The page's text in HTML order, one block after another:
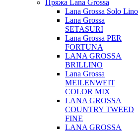
Пряжа Lana Grossa
Lana Grossa Solo Lino
Lana Grossa
SETASURI
Lana Grossa PER
FORTUNA
LANA GROSSA
BRILLINO
Lana Grossa
MEILENWEIT
COLOR MIX
LANA GROSSA
COUNTRY TWEED
FINE
LANA GROSSA